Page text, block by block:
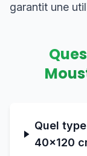
garantit une
Quel
40×120